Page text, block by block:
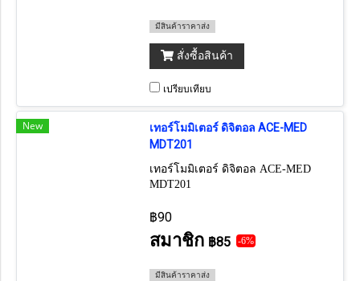
มีสินค้าราคาส่ง
สั่งซื้อสินค้า
เปรียบเทียบ
New
เทอร์โมมิเตอร์ ดิจิตอล ACE-MED
MDT201
เทอร์โมมิเตอร์ ดิจิตอล ACE-MED
MDT201
฿90
สมาชิก ฿85 -6%
มีสินค้าราคาส่ง